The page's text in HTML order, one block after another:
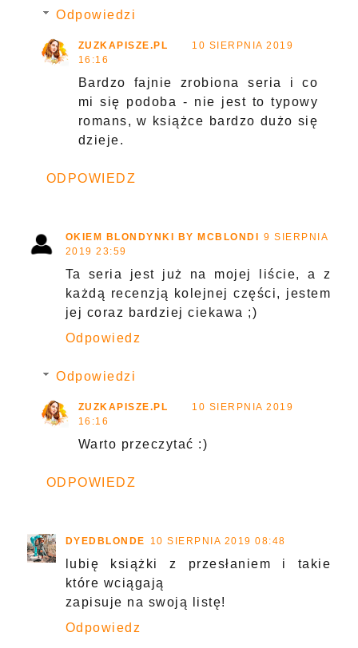
Odpowiedzi
ZUZKAPISZE.PL
10 SIERPNIA 2019
16:16
Bardzo fajnie zrobiona seria i co
mi się podoba - nie jest to typowy
romans, w książce bardzo dużo się
dzieje.
ODPOWIEDZ
OKIEM BLONDYNKI BY MCBLONDI
9 SIERPNIA
2019 23:59
Ta seria jest już na mojej liście, a z
każdą recenzją kolejnej części, jestem
jej coraz bardziej ciekawa ;)
Odpowiedz
Odpowiedzi
ZUZKAPISZE.PL
10 SIERPNIA 2019
16:16
Warto przeczytać :)
ODPOWIEDZ
DYEDBLONDE 10 SIERPNIA 2019 08:48
lubię książki z przesłaniem i takie
które wciągają
zapisuje na swoją listę!
Odpowiedz